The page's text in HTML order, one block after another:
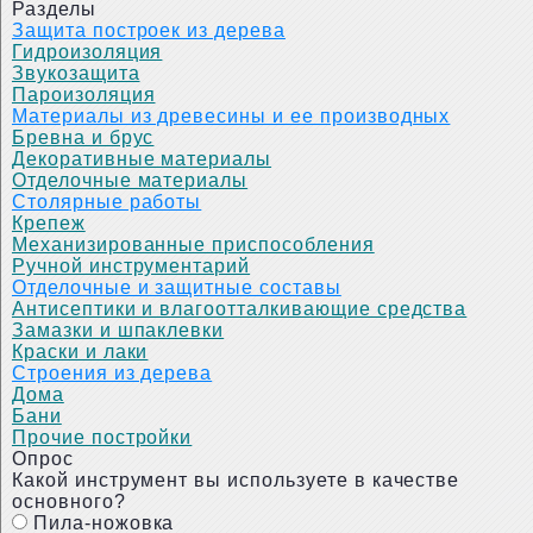
Разделы
Защита построек из дерева
Гидроизоляция
Звукозащита
Пароизоляция
Материалы из древесины и ее производных
Бревна и брус
Декоративные материалы
Отделочные материалы
Столярные работы
Крепеж
Механизированные приспособления
Ручной инструментарий
Отделочные и защитные составы
Антисептики и влагоотталкивающие средства
Замазки и шпаклевки
Краски и лаки
Строения из дерева
Дома
Бани
Прочие постройки
Опрос
Какой инструмент вы используете в качестве
основного?
Пила-ножовка